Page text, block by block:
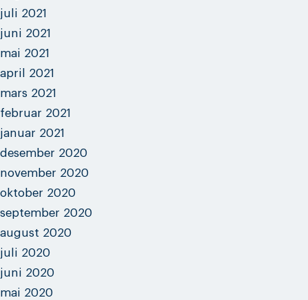
juli 2021
juni 2021
mai 2021
april 2021
mars 2021
februar 2021
januar 2021
desember 2020
november 2020
oktober 2020
september 2020
august 2020
juli 2020
juni 2020
mai 2020